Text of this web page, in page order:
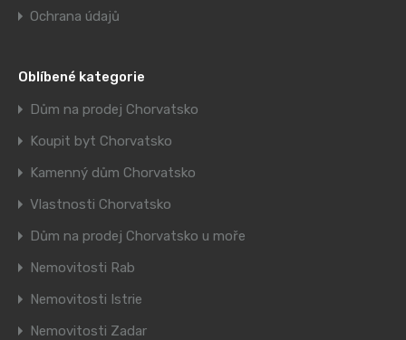
Ochrana údajů
Oblíbené kategorie
Dům na prodej Chorvatsko
Koupit byt Chorvatsko
Kamenný dům Chorvatsko
Vlastnosti Chorvatsko
Dům na prodej Chorvatsko u moře
Nemovitosti Rab
Nemovitosti Istrie
Nemovitosti Zadar